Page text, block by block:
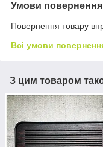
Умови повернення
Повернення товару
Всі умови
З цим товаром